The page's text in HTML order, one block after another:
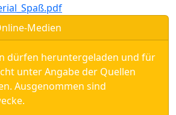
Medien
dürfen heruntergeladen und für
unter Angabe der Quellen
Ausgenommen sind